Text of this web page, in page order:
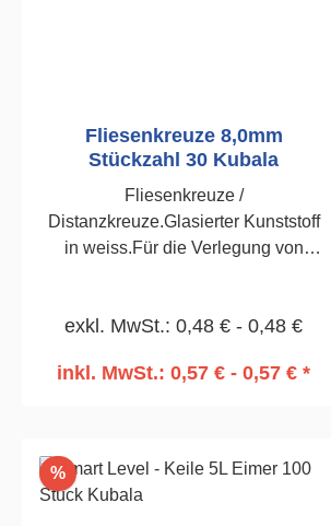
Fliesenkreuze 8,0mm
Stückzahl 30 Kubala
Fliesenkreuze /
Distanzkreuze.Glasierter Kunststoff
in weiss.Für die Verlegung von
exkl. MwSt.: 0,48 € - 0,48 €
inkl. MwSt.: 0,57 € - 0,57 € *
%Rabatt